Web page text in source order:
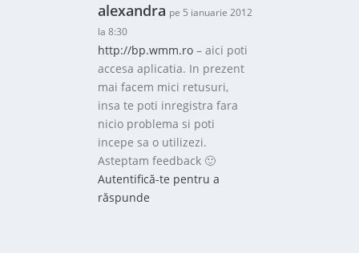
alexandra pe 5 ianuarie 2012
la 8:30
http://bp.wmm.ro – aici poti
accesa aplicatia. In prezent
mai facem mici retusuri,
insa te poti inregistra fara
nicio problema si poti
incepe sa o utilizezi.
Asteptam feedback 🙂
Autentifică-te pentru a
răspunde